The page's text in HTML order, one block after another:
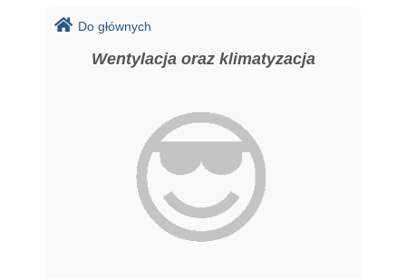
Do głównych
Wentylacja oraz klimatyzacja